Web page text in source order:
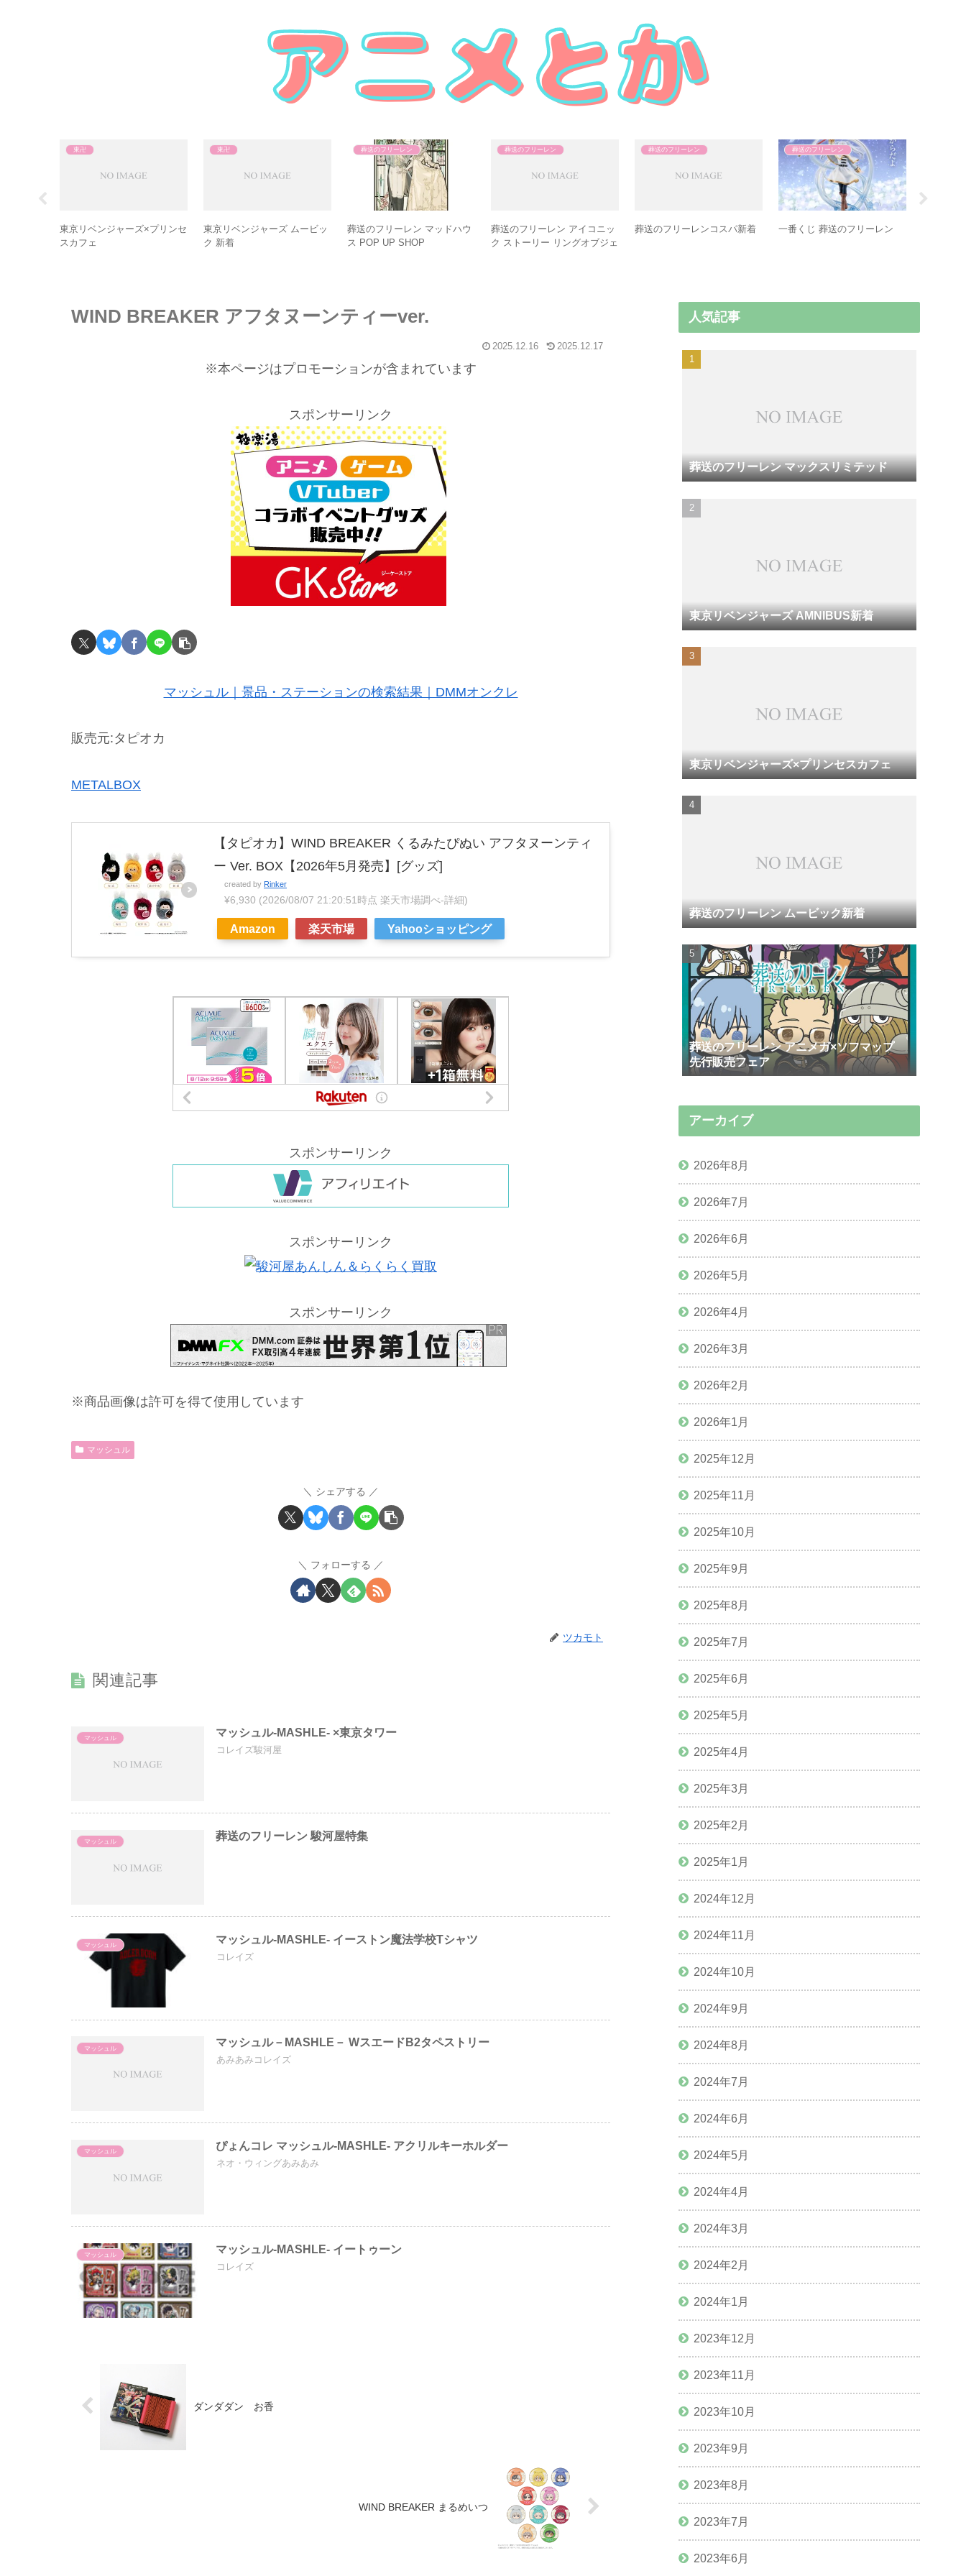
東卍
東京リベンジャーズ×プリンセ
スカフェ
東卍
東京リベンジャーズ ムービッ
ク 新着
葬送のフリーレン
葬送のフリーレン マッドハウ
ス POP UP SHOP
葬送のフリーレン
葬送のフリーレン アイコニッ
ク ストーリー リングオブジェ
葬送のフリーレン
葬送のフリーレンコスパ新着
葬送のフリーレン
一番くじ 葬送のフリーレン
WIND BREAKER アフタヌーンティーver.
2025.12.16 2025.12.17
※本ページはプロモーションが含まれています
スポンサーリンク
マッシュル｜景品・ステーションの検索結果｜DMMオンクレ
販売元:タピオカ
METALBOX
【タピオカ】WIND BREAKER くるみたぴぬい アフタヌーンティ
ー Ver. BOX【2026年5月発売】[グッズ]
created by Rinker
¥6,930 (2026/08/07 21:20:51時点 楽天市場調べ-詳細)
Amazon 楽天市場 Yahooショッピング
スポンサーリンク
スポンサーリンク
スポンサーリンク
※商品画像は許可を得て使用しています
マッシュル
シェアする
フォローする
ツカモト
関連記事
マッシュル マッシュル-MASHLE- ×東京タワー
コレイズ駿河屋
マッシュル 葬送のフリーレン 駿河屋特集
マッシュル マッシュル-MASHLE- イーストン魔法学校Tシャツ
コレイズ
マッシュル マッシュル－MASHLE－ WスエードB2タペストリー
あみあみコレイズ
マッシュル ぴょんコレ マッシュル-MASHLE- アクリルキーホルダー
ネオ・ウィングあみあみ
マッシュル マッシュル-MASHLE- イートゥーン
コレイズ
ダンダダン お香
WIND BREAKER まるめいつ
人気記事
葬送のフリーレン マックスリミテッド
東京リベンジャーズ AMNIBUS新着
東京リベンジャーズ×プリンセスカフェ
葬送のフリーレン ムービック新着
葬送のフリーレン アニメガ×ソフマップ
先行販売フェア
アーカイブ
2026年8月
2026年7月
2026年6月
2026年5月
2026年4月
2026年3月
2026年2月
2026年1月
2025年12月
2025年11月
2025年10月
2025年9月
2025年8月
2025年7月
2025年6月
2025年5月
2025年4月
2025年3月
2025年2月
2025年1月
2024年12月
2024年11月
2024年10月
2024年9月
2024年8月
2024年7月
2024年6月
2024年5月
2024年4月
2024年3月
2024年2月
2024年1月
2023年12月
2023年11月
2023年10月
2023年9月
2023年8月
2023年7月
2023年6月